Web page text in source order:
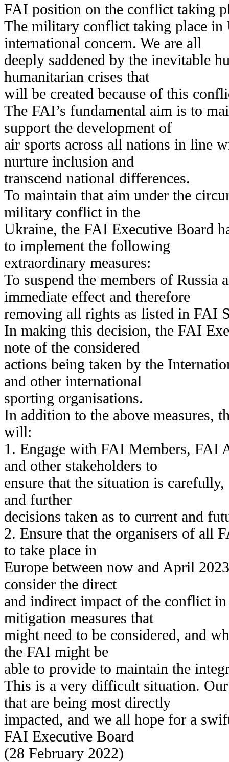
FAI position on the conflict taking
The military conflict taking place in
international concern. We are all
deeply saddened by the inevitable
humanitarian crises that
will be created because of this
The FAI’s fundamental aim is to
support the development of
air sports across all nations in line
nurture inclusion and
transcend national differences.
To maintain that aim under the
military conflict in the
Ukraine, the FAI Executive Board
to implement the following
extraordinary measures:
To suspend the members of Russia
immediate effect and therefore
removing all rights as listed in FAI
In making this decision, the FAI
note of the considered
actions being taken by the
and other international
sporting organisations.
In addition to the above measures,
will:
1. Engage with FAI Members, FAI
and other stakeholders to
ensure that the situation is
and further
decisions taken as to current and
2. Ensure that the organisers of all
to take place in
Europe between now and April
consider the direct
and indirect impact of the conflict
mitigation measures that
might need to be considered, and
the FAI might be
able to provide to maintain the
This is a very difficult situation.
that are being most directly
impacted, and we all hope for a
FAI Executive Board
(28 February 2022)